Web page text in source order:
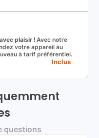
plaisir ! Avec notre
votre appareil au
à tarif préférentiel.
Inclus
questions